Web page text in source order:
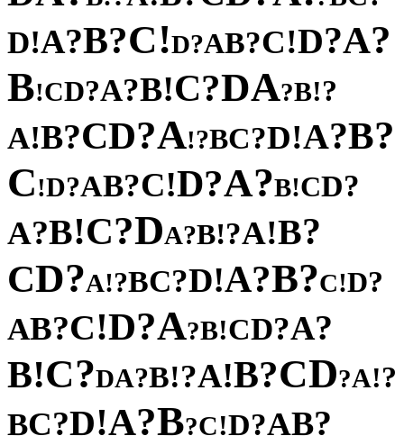
D!A?B?C!D?AB?C!D?A?
B!CD?A?B!C?DA?B!?
A!B?CD?A!?BC?D!A?B?
C!D?AB?C!D?A?B!CD?
A?B!C?DA?B!?A!B?
CD?A!?BC?D!A?B?C!D?
AB?C!D?A?B!CD?A?
B!C?DA?B!?A!B?CD?A!?
BC?D!A?B?C!D?AB?